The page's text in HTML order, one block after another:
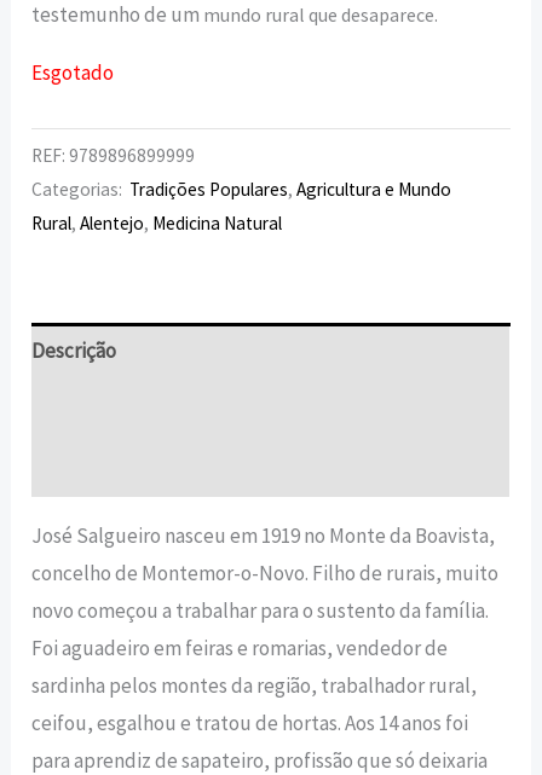
testemunho de um mundo rural que desaparece.
Esgotado
REF:9789896899999
Categorias: Tradições Populares,Agricultura e Mundo
Rural,Alentejo, Medicina Natural
Descrição
José Salgueiro nasceu em 1919 no Monte da Boavista,
concelho de Montemor-o-Novo. Filho de rurais, muito
novo começou a trabalhar para o sustento da família.
Foi aguadeiro em feiras e romarias, vendedor de
sardinha pelos montes da região, trabalhador rural,
ceifou, esgalhou e tratou de hortas. Aos 14 anos foi
para aprendiz de sapateiro, profissão que só deixaria